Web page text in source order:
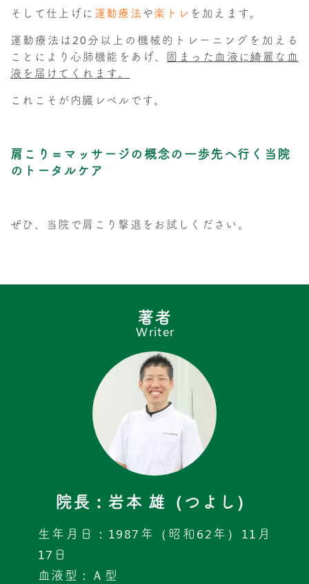
そして仕上げに 運動療法や楽トレ を加えます。
運動療法は20分以上の機械的トレーニングを加える
ことにより心肺機能をあげ、 固まった血液に綺麗な血
液を届けてくれます。
これこそが内臓レベルです。
肩こり＝マッサージの概念の一歩先へ行く当院
のトータルケア
ぜひ、当院で肩こり撃退をお試しください。
著者
Writer
院長：岩本 雄（つよし）
生年月日：1987年（昭和62年）11月
17日
血液型：Ａ型